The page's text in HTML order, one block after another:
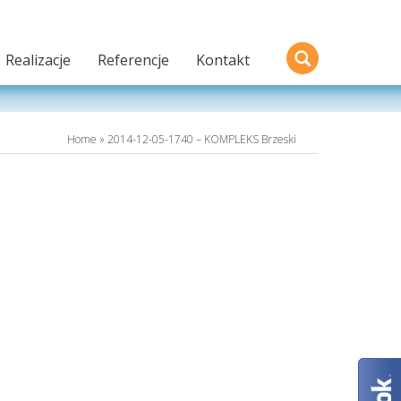
Realizacje Referencje Kontakt
Home » 2014-12-05-1740 – KOMPLEKS Brzeski